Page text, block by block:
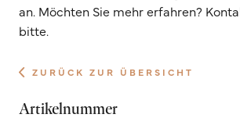
an. Möchten Sie mehr erfahren?
bitte.
ZURÜCK ZUR ÜBERSICHT
Artikelnummer